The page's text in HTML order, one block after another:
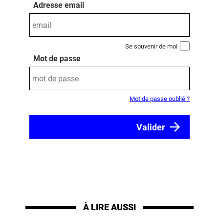
Adresse email
Se souvenir de moi
Mot de passe
Mot de passe oublié ?
À LIRE AUSSI